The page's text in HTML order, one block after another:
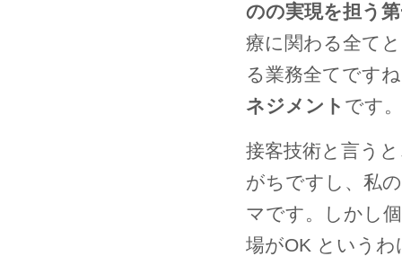
のの実現を担う
療に関わる全て
る業務全てです
ネジメント です。
接客技術と言う
がちですし、私
マです。しかし
場がOK という